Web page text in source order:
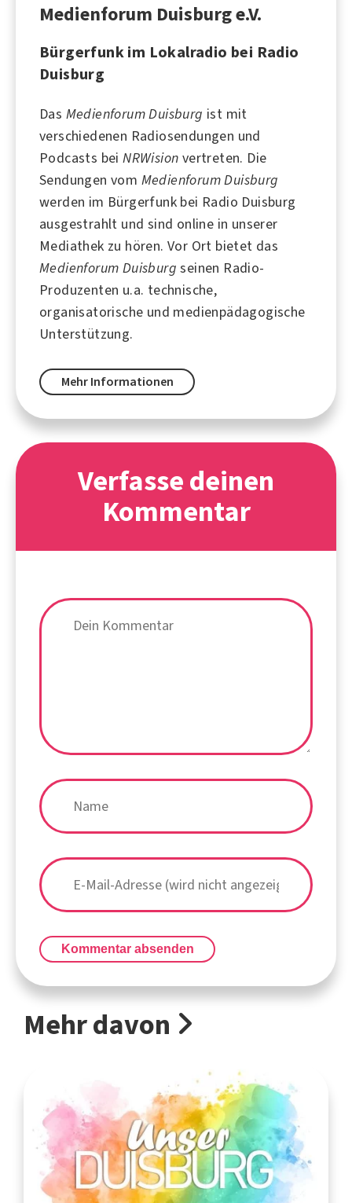
Medienforum Duisburg e.V.
Bürgerfunk im Lokalradio bei Radio
Duisburg
Das Medienforum Duisburg ist mit
verschiedenen Radiosendungen und
Podcasts beiNRWision vertreten. Die
Sendungen vom Medienforum Duisburg
werden im Bürgerfunk bei Radio Duisburg
ausgestrahlt und sind online in unserer
Mediathek zu hören. Vor Ort bietet das
Medienforum Duisburg seinen Radio-
Produzenten u.a. technische,
organisatorische und medienpädagogische
Unterstützung.
Mehr Informationen
Verfasse deinen
Kommentar
Kommentar absenden
Mehr davon